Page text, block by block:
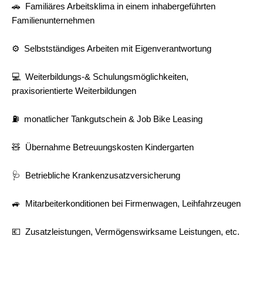
🚗 Familiäres Arbeitsklima in einem inhabergeführten
Familienunternehmen
⚙️ Selbstständiges Arbeiten mit Eigenverantwortung
💻 Weiterbildungs-& Schulungsmöglichkeiten,
praxisorientierte Weiterbildungen
⛽ monatlicher Tankgutschein & Job Bike Leasing
🧸 Übernahme Betreuungskosten Kindergarten
🩺 Betriebliche Krankenzusatzversicherung
🚙 Mitarbeiterkonditionen bei Firmenwagen, Leihfahrzeugen
💶 Zusatzleistungen, Vermögenswirksame Leistungen, etc.